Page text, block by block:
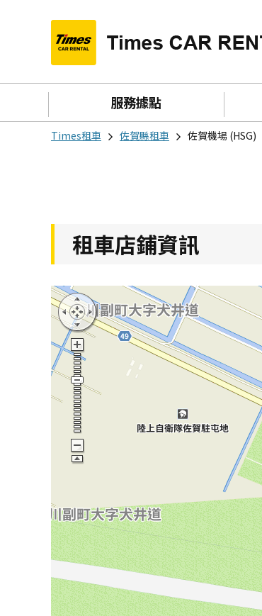
服務據點
Times租車 佐賀縣租車 佐賀機場 (HSG)
租車店鋪資訊